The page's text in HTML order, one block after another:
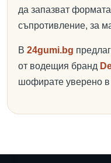
да запазват
съпротивление, за
В 24gumi.bg
от водещия бранд
шофирате уверено в